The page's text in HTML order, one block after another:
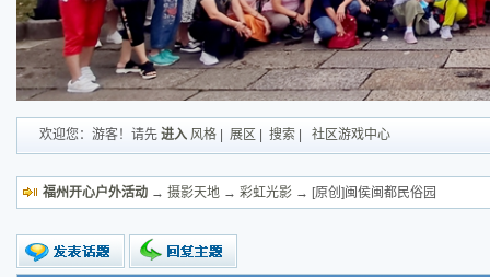
欢迎您：游客！请先 进入 风格 展区 搜索| 社区游戏中心
福州开心户外活动→ 摄影天地→ 彩虹光影→ [原创]闽侯闽都民俗园